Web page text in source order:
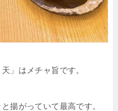
」はメチャ旨です。
揚がっていて最高です。